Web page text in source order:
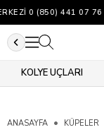
0 (850) 441 07 76
KOLYE UÇLARI
ANASAYFA KÜPELER